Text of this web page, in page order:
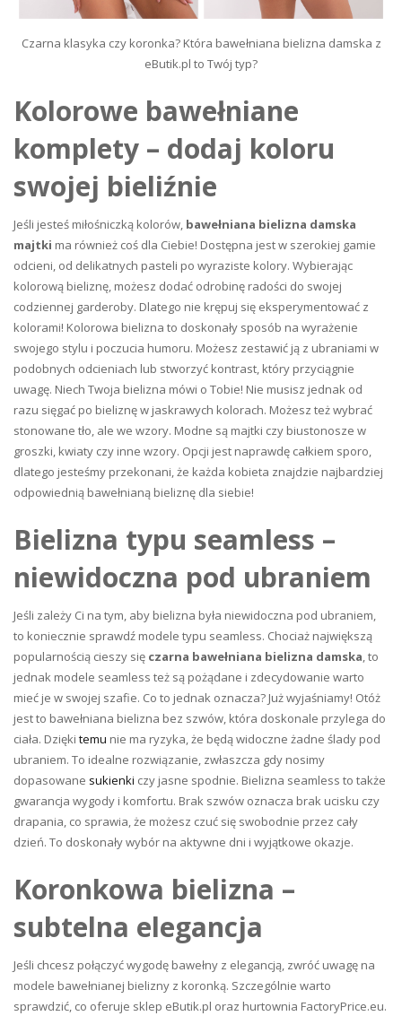
Czarna klasyka czy koronka? Która bawełniana bielizna damska z
eButik.pl to Twój typ?
Kolorowe bawełniane
komplety – dodaj koloru
swojej bieliźnie
Jeśli jesteś miłośniczką kolorów, bawełniana bielizna damska
majtki ma również coś dla Ciebie! Dostępna jest w szerokiej gamie
odcieni, od delikatnych pasteli po wyraziste kolory. Wybierając
kolorową bieliznę, możesz dodać odrobinę radości do swojej
codziennej garderoby. Dlatego nie krępuj się eksperymentować z
kolorami! Kolorowa bielizna to doskonały sposób na wyrażenie
swojego stylu i poczucia humoru. Możesz zestawić ją z ubraniami w
podobnych odcieniach lub stworzyć kontrast, który przyciągnie
uwagę. Niech Twoja bielizna mówi o Tobie! Nie musisz jednak od
razu sięgać po bieliznę w jaskrawych kolorach. Możesz też wybrać
stonowane tło, ale we wzory. Modne są majtki czy biustonosze w
groszki, kwiaty czy inne wzory. Opcji jest naprawdę całkiem sporo,
dlatego jesteśmy przekonani, że każda kobieta znajdzie najbardziej
odpowiednią bawełnianą bieliznę dla siebie!
Bielizna typu seamless –
niewidoczna pod ubraniem
Jeśli zależy Ci na tym, aby bielizna była niewidoczna pod ubraniem,
to koniecznie sprawdź modele typu seamless. Chociaż największą
popularnością cieszy się czarna bawełniana bielizna damska, to
jednak modele seamless też są pożądane i zdecydowanie warto
mieć je w swojej szafie. Co to jednak oznacza? Już wyjaśniamy! Otóż
jest to bawełniana bielizna bez szwów, która doskonale przylega do
ciała. Dzięki temu nie ma ryzyka, że będą widoczne żadne ślady pod
ubraniem. To idealne rozwiązanie, zwłaszcza gdy nosimy
dopasowane sukienki czy jasne spodnie. Bielizna seamless to także
gwarancja wygody i komfortu. Brak szwów oznacza brak ucisku czy
drapania, co sprawia, że możesz czuć się swobodnie przez cały
dzień. To doskonały wybór na aktywne dni i wyjątkowe okazje.
Koronkowa bielizna –
subtelna elegancja
Jeśli chcesz połączyć wygodę bawełny z elegancją, zwróć uwagę na
modele bawełnianej bielizny z koronką. Szczególnie warto
sprawdzić, co oferuje sklep eButik.pl oraz hurtownia FactoryPrice.eu.